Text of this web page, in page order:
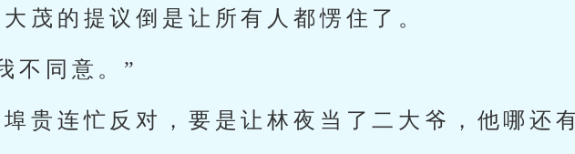
茂的提议倒是让所有人都愣住了。
不同意。”
埠贵连忙反对，要是让林夜当了二大爷，他哪还